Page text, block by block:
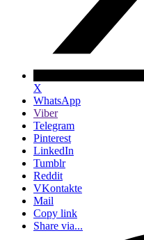
X
WhatsApp
Viber
Telegram
Pinterest
LinkedIn
Tumblr
Reddit
VKontakte
Mail
Copy link
Share via...